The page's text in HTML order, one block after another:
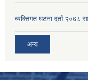
व्यक्तिगत घटना दर्ता २०७८
अन्य